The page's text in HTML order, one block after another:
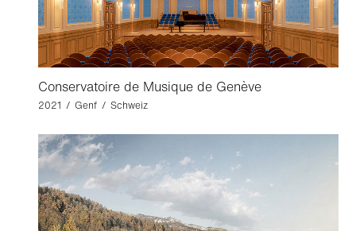
Conservatoire de Musique de Genève
2021 / Genf / Schweiz